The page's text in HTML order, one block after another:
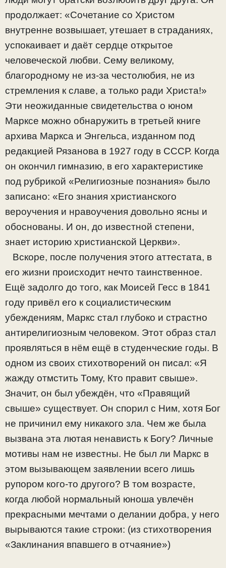
продолжает: «Сочетание со Христом
внутренне возвышает, утешает в страданиях,
успокаивает и даёт сердце открытое
человеческой любви. Сему великому,
благородному не из-за честолюбия, не из
стремления к славе, а только ради Христа!»
Эти неожиданные свидетельства о юном
Марксе можно обнаружить в третьей книге
архива Маркса и Энгельса, изданном под
редакцией Рязанова в 1927 году в СССР. Когда
он окончил гимназию, в его характеристике
под рубрикой «Религиозные познания» было
записано: «Его знания христианского
вероучения и нравоучения довольно ясны и
обоснованы. И он, до известной степени,
знает историю христианской Церкви».
Вскоре, после получения этого аттестата, в
его жизни происходит нечто таинственное.
Ещё задолго до того, как Моисей Гесс в 1841
году привёл его к социалистическим
убеждениям, Маркс стал глубоко и страстно
антирелигиозным человеком. Этот образ стал
проявляться в нём ещё в студенческие годы. В
одном из своих стихотворений он писал: «Я
жажду отмстить Тому, Кто правит свыше».
Значит, он был убеждён, что «Правящий
свыше» существует. Он спорил с Ним, хотя Бог
не причинил ему никакого зла. Чем же была
вызвана эта лютая ненависть к Богу? Личные
мотивы нам не известны. Не был ли Маркс в
этом вызывающем заявлении всего лишь
рупором кого-то другого? В том возрасте,
когда любой нормальный юноша увлечён
прекрасными мечтами о делании добра, у него
вырываются такие строки: (из стихотворения
«Заклинания впавшего в отчаяние»)